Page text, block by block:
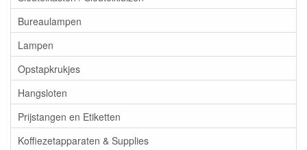
Bureaulampen
Lampen
Opstapkrukjes
Hangsloten
Prijstangen en Etiketten
Koffiezetapparaten & Supplies